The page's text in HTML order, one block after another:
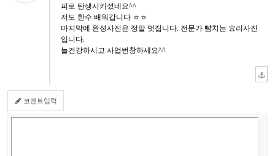
피로 탄생시키셨네요^^
저도 한수 배워갑니다 ㅎㅎ
마지막에 완성사진은 정말 멋집니다. 전문가 뺨치는 요리사진
입니다.
늘건강하시고 사업번창하세요^^
코멘트입력